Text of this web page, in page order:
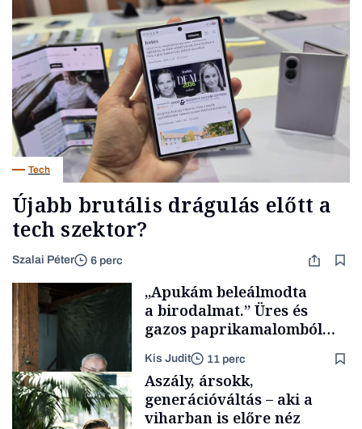
Tech
Újabb brutális drágulás előtt a
tech szektor?
Szalai Péter 6 perc
„Apukám beleálmodta
a birodalmat.” Üres és
gazos paprikamalomból
lett az igazi családi
fűszersztori
Kis Judit 11 perc
Aszály, ársokk,
generációváltás – aki a
viharban is előre néz